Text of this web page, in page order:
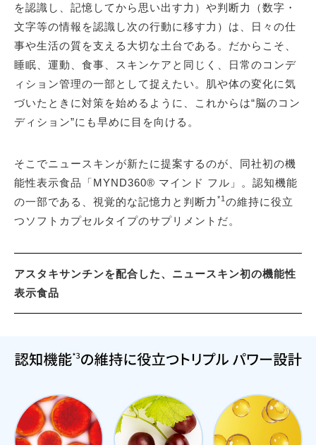
を認識し、記憶してから思い出す力）や判断力（数字・
文字等の情報を認識し次の行動に移す力）は、日々の仕
事や生活の質を支える大切な土台である。だからこそ、
睡眠、運動、食事、スキンケアと同じく、日常のコンデ
ィション管理の一部として捉えたい。肌や体の変化に気
づいたときに対策を始めるように、これからは“脳のコン
ディション”にも早めに目を向ける。
そこでニュースキンが新たに提案するのが、同社初の機
能性表示食品「MYND360® マインド フル」。認知機能
の一部である、視覚的な記憶力と判断力 *1 の維持に役立
つソフトカプセルタイプのサプリメントだ。
アスタキサンチンを配合した、ニュースキン初の機能性
表示食品